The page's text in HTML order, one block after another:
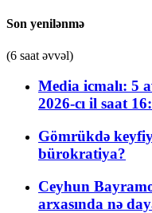
Son yenilənmə
(6 saat əvvəl)
Media icmalı: 5
2026-cı il saat
Gömrükdə
bürokratiya?
Ceyhun
arxasında nə